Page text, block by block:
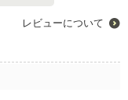
レビューについて